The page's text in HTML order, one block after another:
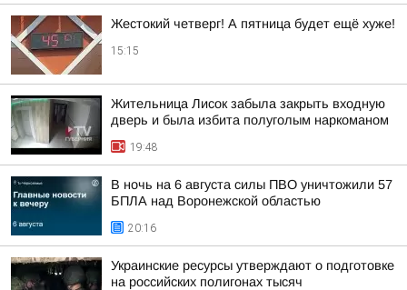
Жестокий четверг! А пятница будет ещё хуже!
15:15
Жительница Лисок забыла закрыть входную
дверь и была избита полуголым наркоманом
19:48
В ночь на 6 августа силы ПВО уничтожили 57
БПЛА над Воронежской областью
20:16
Украинские ресурсы утверждают о подготовке
на российских полигонах тысяч